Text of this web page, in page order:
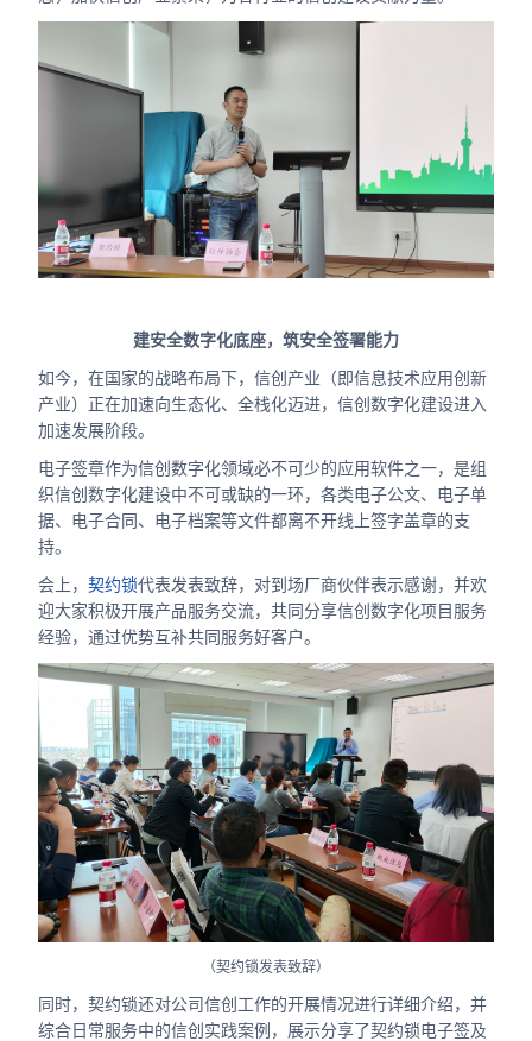
建安全数字化底座，筑安全签署能力
如今，在国家的战略布局下，信创产业（即信息技术应用创新
产业）正在加速向生态化、全栈化迈进，信创数字化建设进入
加速发展阶段。
电子签章作为信创数字化领域必不可少的应用软件之一，是组
织信创数字化建设中不可或缺的一环，各类电子公文、电子单
据、电子合同、电子档案等文件都离不开线上签字盖章的支
持。
会上， 契约锁代表发表致辞，对到场厂商伙伴表示感谢，并欢
迎大家积极开展产品服务交流，共同分享信创数字化项目服务
经验，通过优势互补共同服务好客户。
（契约锁发表致辞）
同时，契约锁还对公司信创工作的开展情况进行详细介绍，并
综合日常服务中的信创实践案例，展示分享了契约锁电子签及